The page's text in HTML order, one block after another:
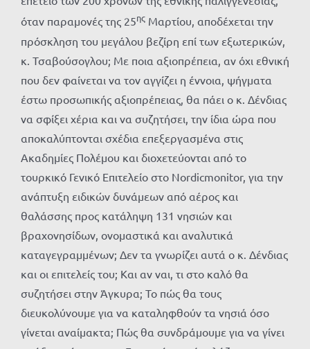
όταν παραμονές της 25ης Μαρτίου, αποδέχεται την
πρόσκληση του μεγάλου βεζίρη επί των εξωτερικών,
κ. Τσαβούσογλου; Με ποια αξιοπρέπεια, αν όχι εθνική
που δεν φαίνεται να τον αγγίζει η έννοια, ψήγματα
έστω προσωπικής αξιοπρέπειας, θα πάει ο κ. Δένδιας
να σφίξει χέρια και να συζητήσει, την ίδια ώρα που
αποκαλύπτονται σχέδια επεξεργασμένα στις
Ακαδημίες Πολέμου και διοχετεύονται από το
τουρκικό Γενικό Επιτελείο στο Nordicmonitor, για την
ανάπτυξη ειδικών δυνάμεων από αέρος και
θαλάσσης προς κατάληψη 131 νησιών και
βραχονησίδων, ονομαστικά και αναλυτικά
καταγεγραμμένων; Δεν τα γνωρίζει αυτά ο κ. Δένδιας
και οι επιτελείς του; Και αν ναι, τι στο καλό θα
συζητήσει στην Άγκυρα; Το πώς θα τους
διευκολύνουμε για να καταληφθούν τα νησιά όσο
γίνεται αναίμακτα; Πώς θα συνδράμουμε για να γίνει